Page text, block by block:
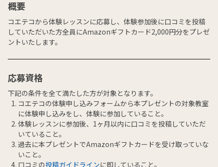
概要
コエテコから体験レッスンに応募し、体験参加後に口コミを投稿
していただいた方全員にAmazonギフトカード2,000円分をプレゼ
ントいたします。
応募資格
下記の条件を全て満たした方が対象となります。
コエテコの体験申し込みフォームから本プレゼントの対象教室
に体験申し込みをし、体験に参加していること。
体験レッスンに参加後、1ヶ月以内に口コミを投稿していただ
いていること。
過去に本プレゼントでAmazonギフトカードを受け取っていな
いこと。
口コミの投稿ガイドラインに即していること。